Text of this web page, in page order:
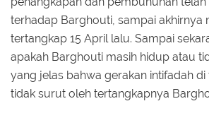
terhadap Barghouti, sampai akhirnya
tertangkap 15 April lalu. Sampai
apakah Barghouti masih hidup atau
yang jelas bahwa gerakan intifadah di
tidak surut oleh tertangkapnya